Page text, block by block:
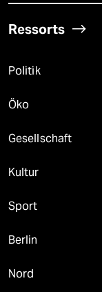
Ressorts
Politik
Öko
Gesellschaft
Kultur
Sport
Berlin
Nord